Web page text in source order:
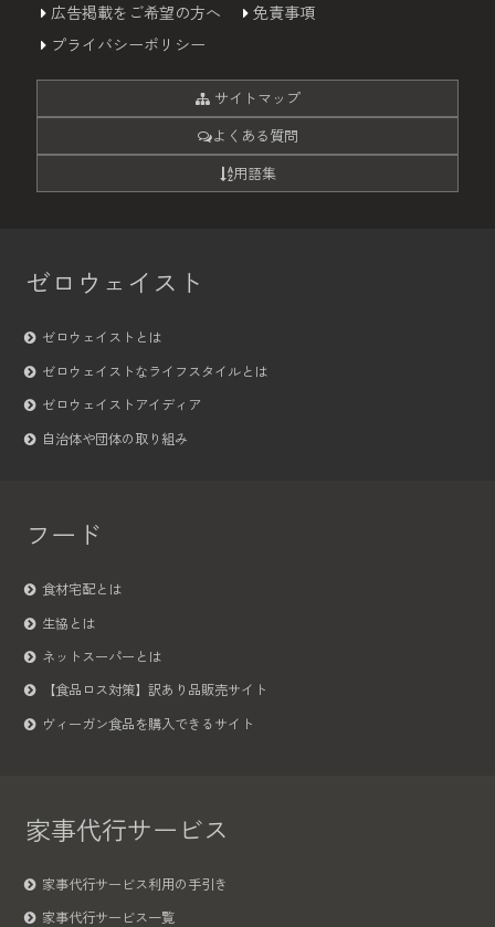
広告掲載をご希望の方へ
免責事項
プライバシーポリシー
サイトマップ
よくある質問
用語集
ゼロウェイスト
ゼロウェイストとは
ゼロウェイストなライフスタイルとは
ゼロウェイストアイディア
自治体や団体の取り組み
フード
食材宅配とは
生協とは
ネットスーパーとは
【食品ロス対策】訳あり品販売サイト
ヴィーガン食品を購入できるサイト
家事代行サービス
家事代行サービス利用の手引き
家事代行サービス一覧